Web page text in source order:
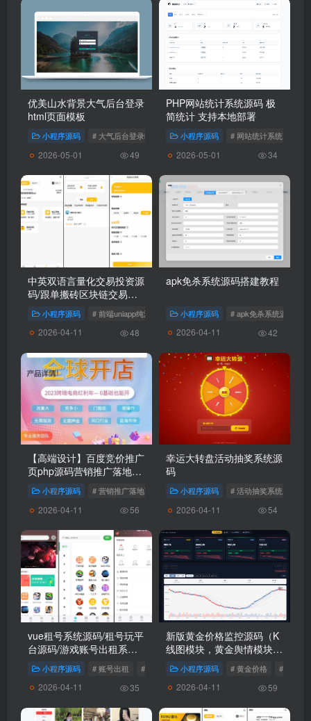
优美山水背景大气后台登录
html页面模板
小程序源码 # 大气后台登录html页面模板
2026-05-01 49
PHP网站统计系统源码 极
简统计 支持本地部署
小程序源码 # 网站统计系统
2026-05-01 34
中英双语言量化交易投资源
码/跟单搬砖区块链交易所
源码/前端uniapp纯源码+后
端 小程序源码 # 前端uniapp纯源码+后端网站源码 # 跟单搬砖区块链交易所
2026-04-11 48
apk免杀系统源码搭建教程
小程序源码 # apk免杀系统源码
2026-04-11 42
【高端设计】百度竞价推广
页php源码营销推广落地页
商品推广竞价单页客服跳转
加微信好友
小程序源码 # 营销推广落地页商品网站源码
2026-04-11 56
幸运大转盘活动抽奖系统源
码
小程序源码 # 活动抽奖系统
2026-04-11 54
vue租号系统源码/租号玩平
台源码/游戏账号出租系统/
虚拟账号出租平台源码
小程序源码 # 账号出租 # 虚拟账号出租 # 游戏租号系统
2026-04-11 35
新版黄金价格监控源码（K
线图模块，黄金舆情模块，
AI智能客服）
小程序源码 # 黄金价格 # 黄金价
2026-04-11 59